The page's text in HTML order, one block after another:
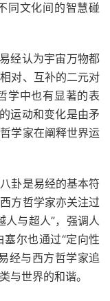
同文化间的智慧碰
经认为宇宙万物都
对、互补的二元对
学中也有显著的表
运动和变化是由矛
学家在阐释世界运
卦是易经的基本符
方哲学家亦关注过
人与超人”，强调人
尔也通过“定向性
经与西方哲学家追
与世界的和谐。